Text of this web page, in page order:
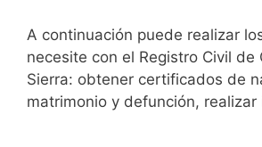
A continuación puede realizar
necesite con el Registro Civil de
Sierra: obtener certificados de
matrimonio y defunción,